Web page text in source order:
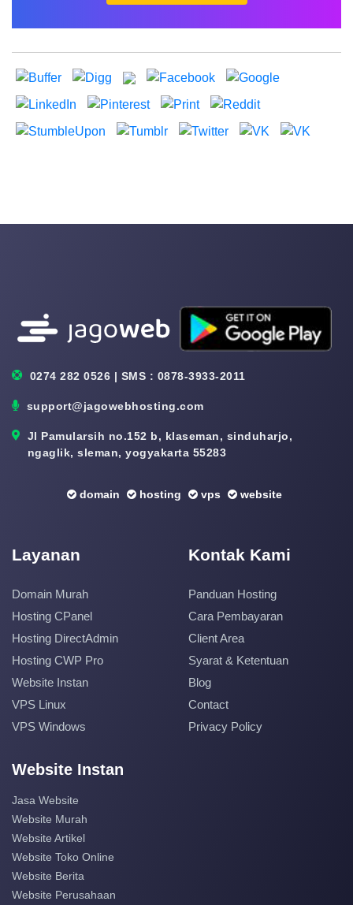
0274 282 0526 | SMS : 0878-3933-2011
support@jagowebhosting.com
Jl Pamularsih no.152 b, klaseman, sinduharjo,
ngaglik, sleman, yogyakarta 55283
domain hosting vps website
Layanan
Domain Murah
Hosting CPanel
Hosting DirectAdmin
Hosting CWP Pro
Website Instan
VPS Linux
VPS Windows
Kontak Kami
Panduan Hosting
Cara Pembayaran
Client Area
Syarat & Ketentuan
Blog
Contact
Privacy Policy
Website Instan
Jasa Website
Website Murah
Website Artikel
Website Toko Online
Website Berita
Website Perusahaan